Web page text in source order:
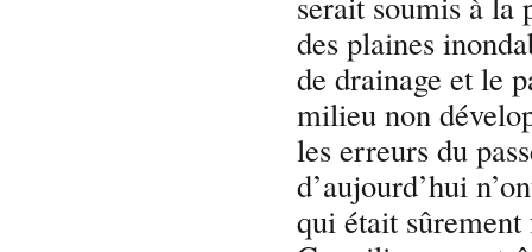
des plaines
de drainage et le
milieu non
les erreurs du
d’aujourd’hui
qui était